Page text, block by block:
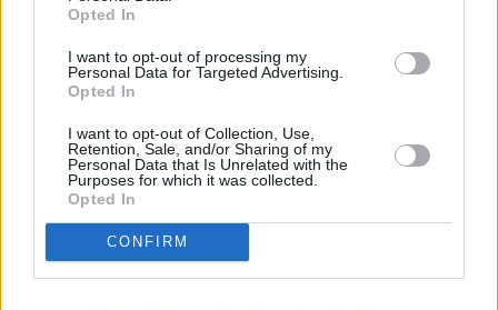
Opted In
I want to opt-out of processing my
Personal Data for Targeted Advertising.
Opted In
I want to opt-out of Collection, Use,
Retention, Sale, and/or Sharing of my
Personal Data that Is Unrelated with the
Purposes for which it was collected.
Opted In
CONFIRM